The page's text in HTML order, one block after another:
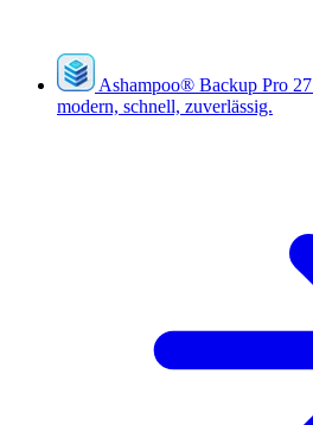
Ashampoo® Backup Pro 27
modern, schnell, zuverlässig.